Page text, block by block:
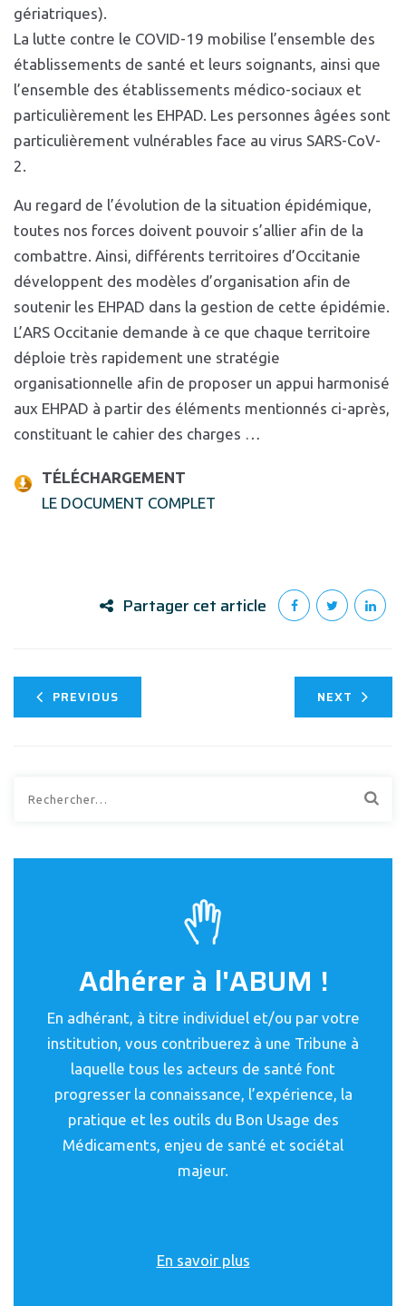
gériatriques).
La lutte contre le COVID-19 mobilise l’ensemble des
établissements de santé et leurs soignants, ainsi que
l’ensemble des établissements médico-sociaux et
particulièrement les EHPAD. Les personnes âgées sont
particulièrement vulnérables face au virus SARS-CoV-
2.
Au regard de l’évolution de la situation épidémique,
toutes nos forces doivent pouvoir s’allier afin de la
combattre. Ainsi, différents territoires d’Occitanie
développent des modèles d’organisation afin de
soutenir les EHPAD dans la gestion de cette épidémie.
L’ARS Occitanie demande à ce que chaque territoire
déploie très rapidement une stratégie
organisationnelle afin de proposer un appui harmonisé
aux EHPAD à partir des éléments mentionnés ci-après,
constituant le cahier des charges …
TÉLÉCHARGEMENT
LE DOCUMENT COMPLET
Partager cet article
PREVIOUS NEXT
Adhérer à l'ABUM !
En adhérant, à titre individuel et/ou par votre
institution, vous contribuerez à une Tribune à
laquelle tous les acteurs de santé font
progresser la connaissance, l’expérience, la
pratique et les outils du Bon Usage des
Médicaments, enjeu de santé et sociétal
majeur.
En savoir plus